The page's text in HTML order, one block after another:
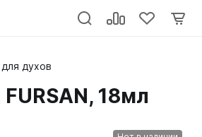
духов
18мл